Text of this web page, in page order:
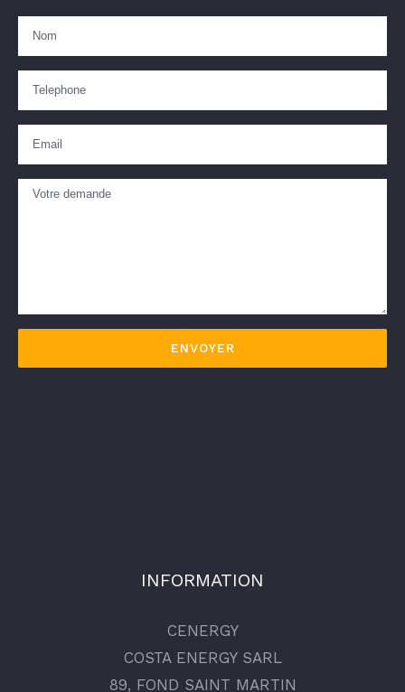
INFORMATION
CENERGY
COSTA ENERGY SARL
89, FOND SAINT MARTIN